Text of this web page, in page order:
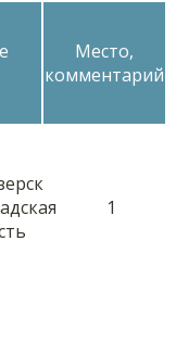
Место,
комментарий
1